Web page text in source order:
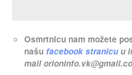
Osmrtnicu nam možete
našu facebook stranicuu
mail